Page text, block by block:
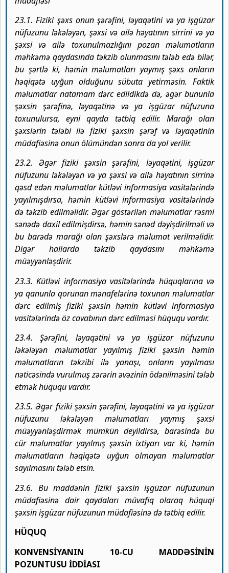
23.1. Fiziki şəxs onun şərəfini, ləyaqətini və ya işgüzar
nüfuzunu ləkələyən, şəxsi və ailə həyatının sirrini və ya
şəxsi və ailə toxunulmazlığını pozan məlumatların
məhkəmə qaydasında təkzib olunmasını tələb edə bilər,
bu şərtlə ki, həmin məlumatları yaymış şəxs onların
həqiqətə uyğun olduğunu sübuta yetirməsin. Faktik
məlumatlar natamam dərc edildikdə də, əgər bununla
şəxsin şərəfinə, ləyaqətinə və ya işgüzar nüfuzuna
toxunulursa, eyni qayda tətbiq edilir. Marağı olan
şəxslərin tələbi ilə fiziki şəxsin şərəf və ləyaqətinin
müdafiəsinə onun ölümündən sonra da yol verilir.
23.2. Əgər fiziki şəxsin şərəfini, ləyaqətini, işgüzar
nüfuzunu ləkələyən və ya şəxsi və ailə həyatının sirrinə
qəsd edən məlumatlar kütləvi informasiya vasitələrində
yayılmışdırsa, həmin kütləvi informasiya vasitələrində
də təkzib edilməlidir. Əgər göstərilən məlumatlar rəsmi
sənədə daxil edilmişdirsə, həmin sənəd dəyişdirilməli və
bu barədə marağı olan şəxslərə məlumat verilməlidir.
Digər hallarda təkzib qaydasını məhkəmə
müəyyənləşdirir.
23.3. Kütləvi informasiya vasitələrində hüquqlarına və
ya qanunla qorunan mənafelərinə toxunan məlumatlar
dərc edilmiş fiziki şəxsin həmin kütləvi informasiya
vasitələrində öz cavabının dərc edilməsi hüququ vardır.
23.4. Şərəfini, ləyaqətini və ya işgüzar nüfuzunu
ləkələyən məlumatlar yayılmış fiziki şəxsin həmin
məlumatların təkzibi ilə yanaşı, onların yayılması
nəticəsində vurulmuş zərərin əvəzinin ödənilməsini tələb
etmək hüququ vardır.
23.5. Əgər fiziki şəxsin şərəfini, ləyaqətini və ya işgüzar
nüfuzunu ləkələyən məlumatları yaymış şəxsi
müəyyənləşdirmək mümkün deyildirsə, barəsində bu
cür məlumatlar yayılmış şəxsin ixtiyarı var ki, həmin
məlumatların həqiqətə uyğun olmayan məlumatlar
sayılmasını tələb etsin.
23.6. Bu maddənin fiziki şəxsin işgüzar nüfuzunun
müdafiəsinə dair qaydaları müvafiq olaraq hüquqi
şəxsin işgüzar nüfuzunun müdafiəsinə də tətbiq edilir.
HÜQUQ
KONVENSİYANIN 10-CU MADDƏSİNİN
POZUNTUSU İDDİASI